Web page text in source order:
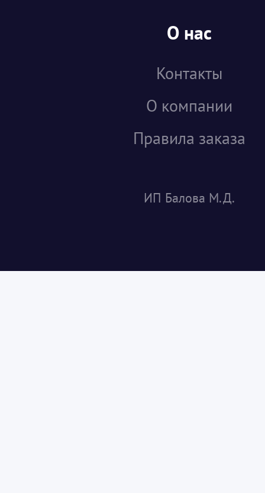
О нас
Контакты
О компании
Правила заказа
ИП Балова М.Д.